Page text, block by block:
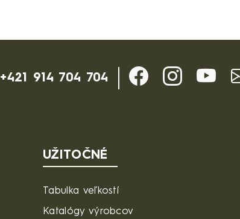
+421 914 704 704
UŽITOČNÉ
Tabulka veľkostí
Katalógy výrobcov